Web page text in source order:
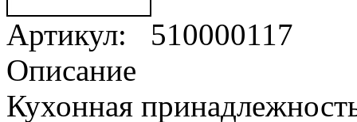
Артикул:
510000117
Описание
Кухонная